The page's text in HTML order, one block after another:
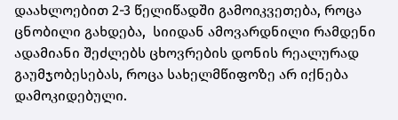
დაახლოებით 2-3 წელიწადში გამოიკვეთება, როცა
ცნობილი გახდება, სიიდან ამოვარდნილი რამდენი
ადამიანი შეძლებს ცხოვრების დონის რეალურად
გაუმჯობესებას, როცა სახელმწიფოზე არ იქნება
დამოკიდებული.